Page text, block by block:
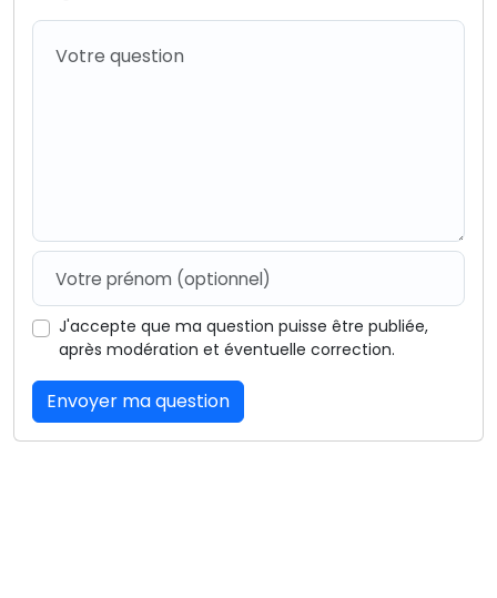
J'accepte que ma question puisse être publiée,
après modération et éventuelle correction.
Envoyer ma question